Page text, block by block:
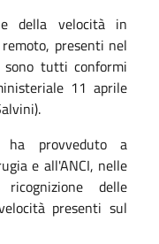
della velocità in
presenti nel
tutti conformi
11 aprile
ha provveduto a
e all'ANCI, nelle
delle
presenti sul